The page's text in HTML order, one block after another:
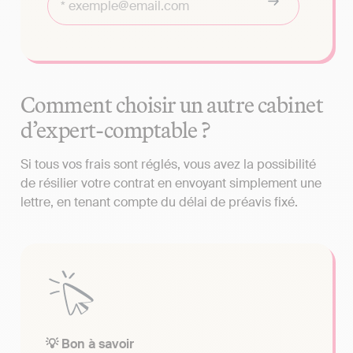
Comment choisir un autre cabinet
d’expert-comptable ?
Si tous vos frais sont réglés, vous avez la possibilité
de résilier votre contrat en envoyant simplement une
lettre, en tenant compte du délai de préavis fixé.
💡 Bon à savoir